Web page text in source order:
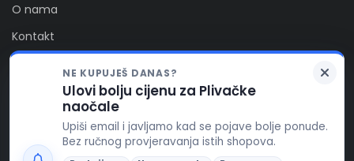
NE KUPUJEŠ DANAS?
Ulovi bolju cijenu za Plivačke
naočale
Upiši email i javljamo kad se pojave bolje ponude.
Bez ručnog provjeravanja istih shopova.
O nama
Kontakt
Zaprati nas
Kolačići
FitAlert poštuje vašu privatnost. Ova stranica koristi
kolačiće za funkcionalnost stranice, te za pružanje
boljeg korisničkog iskustva, prikaza reklamnog